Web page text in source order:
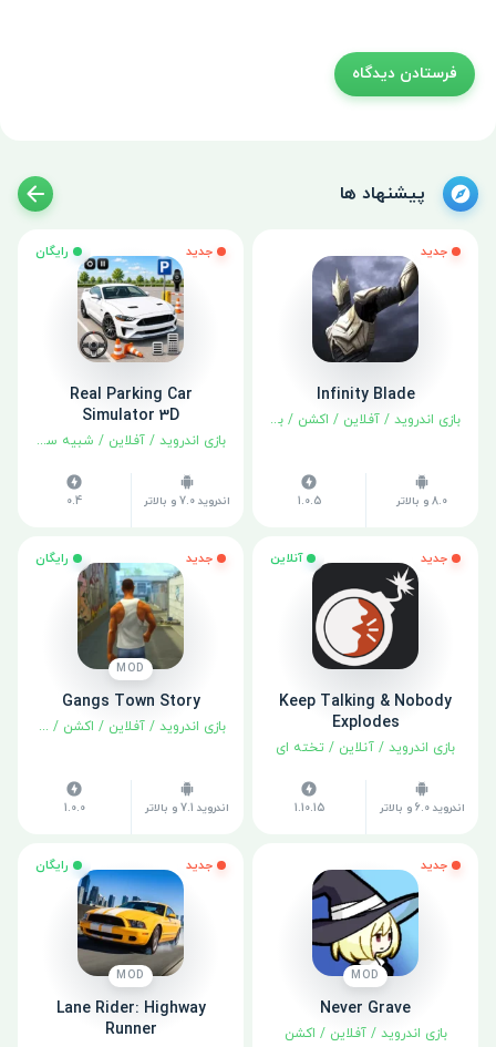
پیشنهاد ها
جدید
Infinity Blade
بازی اندروید / آفلاین / اکشن / بهترین‌ها نقش آفرینی
8.0 و بالاتر 1.0.5
جدید رایگان
Real Parking Car
Simulator 3D
بازی اندروید / آفلاین / شبیه سازی
اندروید 7.0 و بالاتر 0.4
جدید آنلاین
Keep Talking & Nobody
Explodes
بازی اندروید / آنلاین / تخته ای
اندروید 6.0 و بالاتر 1.10.15
جدید رایگان
MOD
Gangs Town Story
بازی اندروید / آفلاین / اکشن /
اندروید 7.1 و بالاتر 1.0.0
جدید
MOD
Never Grave
بازی اندروید /آفلاین / اکشن
جدید رایگان
MOD
Lane Rider: Highway
Runner